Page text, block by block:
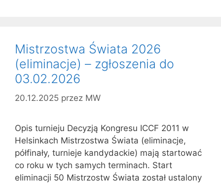
Mistrzostwa Świata 2026
(eliminacje) – zgłoszenia do
03.02.2026
20.12.2025 przez MW
Opis turnieju Decyzją Kongresu ICCF 2011 w
Helsinkach Mistrzostwa Świata (eliminacje,
półfinały, turnieje kandydackie) mają startować
co roku w tych samych terminach. Start
eliminacji 50 Mistrzostw Świata został ustalony